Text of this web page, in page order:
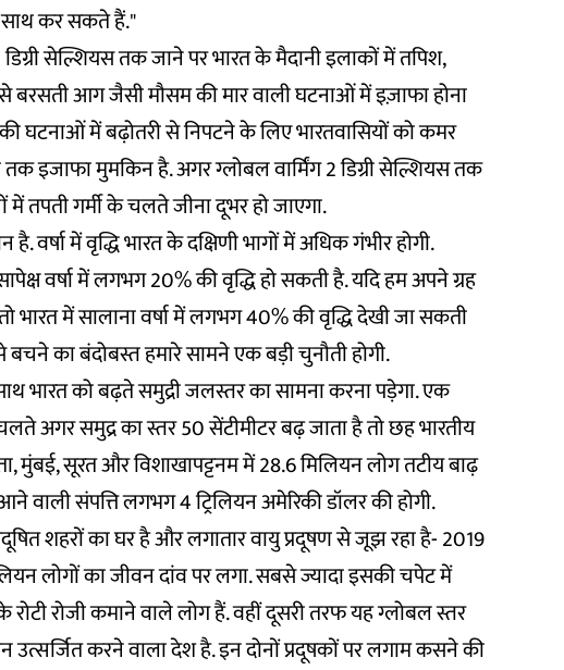
कर सकते हैं."
डिग्री सेल्शियस तक जाने पर भारत के मैदानी इलाकों में तपिश,
आग जैसी मौसम की मार वाली घटनाओं में इज़ाफा होना
घटनाओं में बढ़ोतरी से निपटने के लिए भारतवासियों को कमर
इजाफा मुमकिन है. अगर ग्लोबल वार्मिंग 2 डिग्री सेल्शियस तक
में तपती गर्मी के चलते जीना दूभर हो जाएगा.
वर्षा में वृद्धि भारत के दक्षिणी भागों में अधिक गंभीर होगी.
वर्षा में लगभग 20% की वृद्धि हो सकती है. यदि हम अपने ग्रह
भारत में सालाना वर्षा में लगभग 40% की वृद्धि देखी जा सकती
का बंदोबस्त हमारे सामने एक बड़ी चुनौती होगी.
भारत को बढ़ते समुद्री जलस्तर का सामना करना पड़ेगा. एक
अगर समुद्र का स्तर 50 सेंटीमीटर बढ़ जाता है तो छह भारतीय
मुंबई, सूरत और विशाखापट्टनम में 28.6 मिलियन लोग तटीय बाढ़
संपत्ति लगभग 4 ट्रिलियन अमेरिकी डॉलर की होगी.
शहरों का घर है और लगातार वायु प्रदूषण से जूझ रहा है- 2019
लोगों का जीवन दांव पर लगा. सबसे ज्यादा इसकी चपेट में
रोजी कमाने वाले लोग हैं. वहीं दूसरी तरफ यह ग्लोबल स्तर
उत्सर्जित करने वाला देश है. इन दोनों प्रदूषकों पर लगाम कसने की